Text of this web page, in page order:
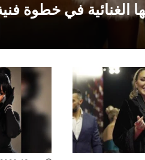
الغنائية في خطوة